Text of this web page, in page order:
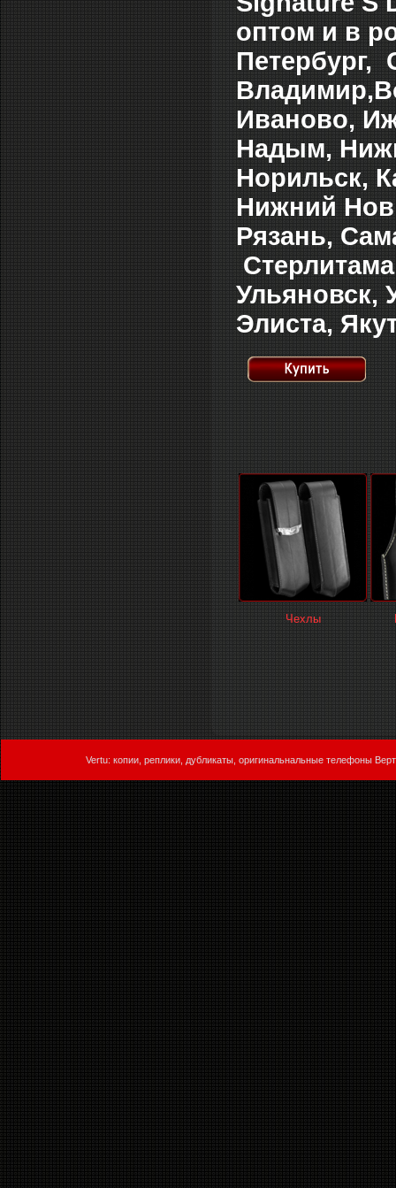
оптом и в
Петербург,
Иваново,
Надым,
Норильск,
Нижний
Рязань,
Ульяновск,
Элиста,
Чехлы
Vertu: копии, реплики, дубликаты, оригинальнальные телефоны